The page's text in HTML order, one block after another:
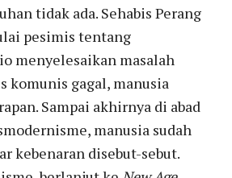
tidak ada. Sehabis Perang
pesimis tentang
menyelesaikan masalah
komunis gagal, manusia
Sampai akhirnya di abad
manusia sudah
kebenaran disebut-sebut.